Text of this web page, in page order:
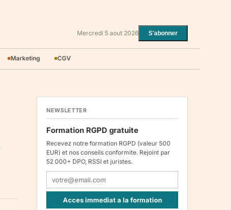
Mercredi 5 aout 2026 S'abonner
Marketing CGV
NEWSLETTER
Formation RGPD gratuite
Recevez notre formation RGPD (valeur 500
EUR) et nos conseils conformite. Rejoint par
52 000+ DPO, RSSI et juristes.
Acces immediat a la formation